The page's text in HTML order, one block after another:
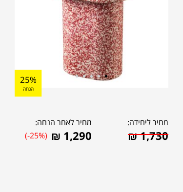
25%
הנחה
מחיר ליחידה:
₪1,730
מחיר לאחר הנחה:
₪ 1,290
(-25%)